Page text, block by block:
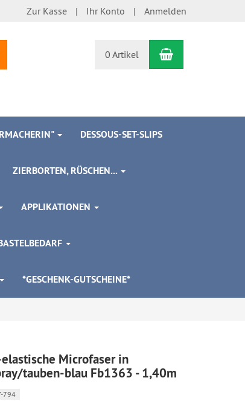
Zur Kasse Ihr Konto Anmelden
0 Artikel Warenkorb
DESSOUS-SET-SLIPS
ZIERBORTEN, RÜSCHEN...
APPLIKATIONEN
*GESCHENK-GUTSCHEINE*
Microfaser in
tauben-blau Fb1363 - 1,40m
794